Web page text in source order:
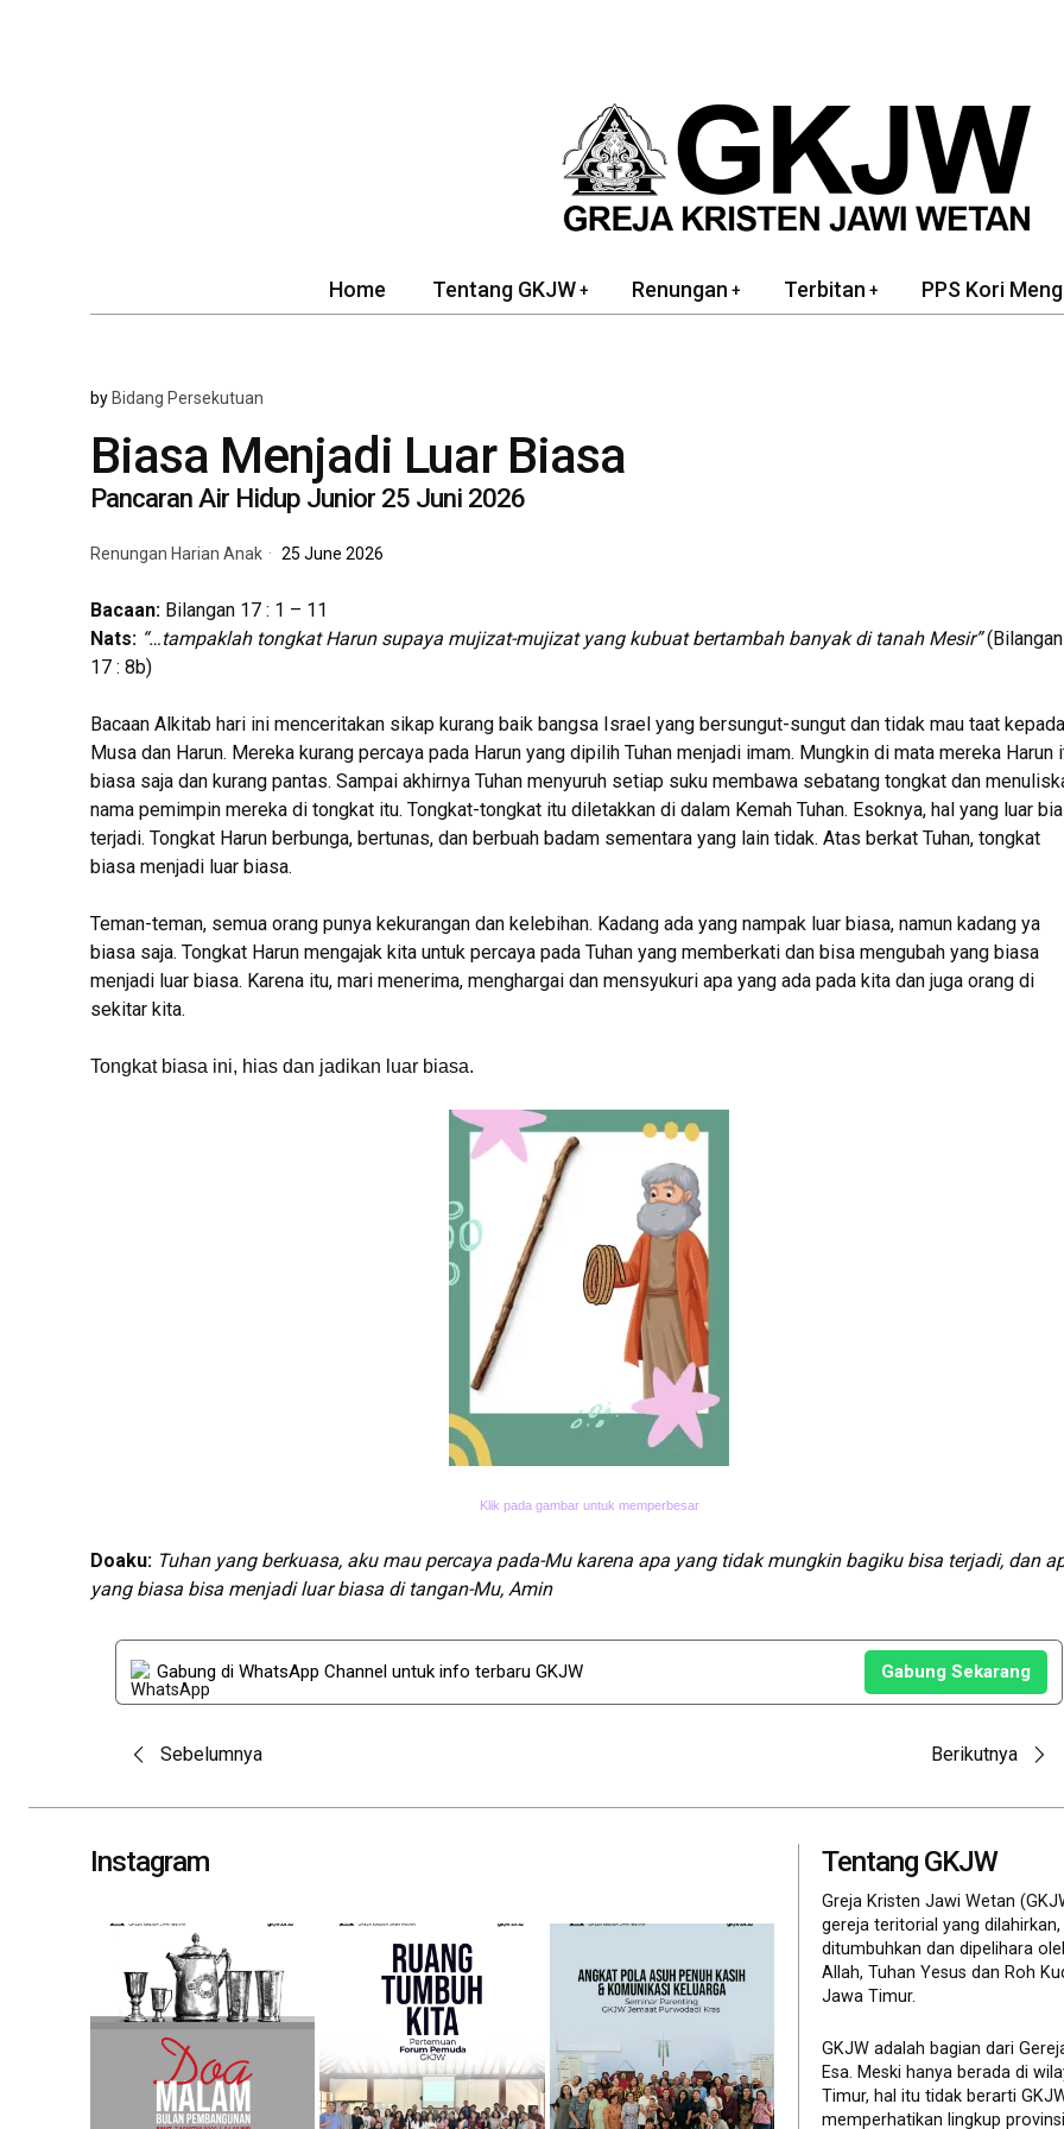
Home Tentang GKJW Renungan Terbitan PPS Kori
by Bidang Persekutuan
Biasa Menjadi Luar Biasa
Pancaran Air Hidup Junior 25 Juni 2026
Renungan Harian Anak 25 June 2026
Bacaan:Bilangan 17 : 1 – 11
Nats: “…tampaklah tongkat Harun supaya mujizat-mujizat yang kubuat bertambah banyak di tanah Mesir”(Bilangan
17 : 8b)
Bacaan Alkitab hari ini menceritakan sikap kurang baik bangsa Israel yang bersungut-sungut dan tidak mau taat kepada
Musa dan Harun. Mereka kurang percaya pada Harun yang dipilih Tuhan menjadi imam. Mungkin di mata mereka Harun
biasa saja dan kurang pantas. Sampai akhirnya Tuhan menyuruh setiap suku membawa sebatang tongkat dan
nama pemimpin mereka di tongkat itu. Tongkat-tongkat itu diletakkan di dalam Kemah Tuhan. Esoknya, hal yang luar
terjadi. Tongkat Harun berbunga, bertunas, dan berbuah badam sementara yang lain tidak. Atas berkat Tuhan, tongkat
biasa menjadi luar biasa.
Teman-teman, semua orang punya kekurangan dan kelebihan. Kadang ada yang nampak luar biasa, namun kadang ya
biasa saja. Tongkat Harun mengajak kita untuk percaya pada Tuhan yang memberkati dan bisa mengubah yang biasa
menjadi luar biasa. Karena itu, mari menerima, menghargai dan mensyukuri apa yang ada pada kita dan juga orang di
sekitar kita.
Tongkat biasa ini, hias dan jadikan luar biasa.
Klik pada gambar untuk memperbesar
Doaku: Tuhan yang berkuasa, aku mau percaya pada-Mu karena apa yang tidak mungkin bagiku bisa terjadi, dan
yang biasa bisa menjadi luar biasa di tangan-Mu, Amin
Gabung di WhatsApp Channel untuk info terbaru GKJW Gabung Sekarang
Post
navigation
Sebelumnya Berikutnya
Instagram Tentang GKJW
Greja Kristen Jawi Wetan
gereja teritorial yang dilahirkan,
ditumbuhkan dan dipelihara
Allah, Tuhan Yesus dan Roh
Jawa Timur.
GKJW adalah bagian dari
Esa. Meski hanya berada di
Timur, hal itu tidak berarti
memperhatikan lingkup